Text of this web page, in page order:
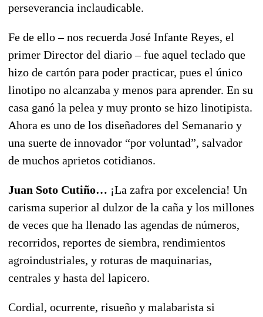
perseverancia inclaudicable.
Fe de ello – nos recuerda José Infante Reyes, el
primer Director del diario – fue aquel teclado que
hizo de cartón para poder practicar, pues el único
linotipo no alcanzaba y menos para aprender. En su
casa ganó la pelea y muy pronto se hizo linotipista.
Ahora es uno de los diseñadores del Semanario y
una suerte de innovador “por voluntad”, salvador
de muchos aprietos cotidianos.
Juan Soto Cutiño… ¡La zafra por excelencia! Un
carisma superior al dulzor de la caña y los millones
de veces que ha llenado las agendas de números,
recorridos, reportes de siembra, rendimientos
agroindustriales, y roturas de maquinarias,
centrales y hasta del lapicero.
Cordial, ocurrente, risueño y malabarista si